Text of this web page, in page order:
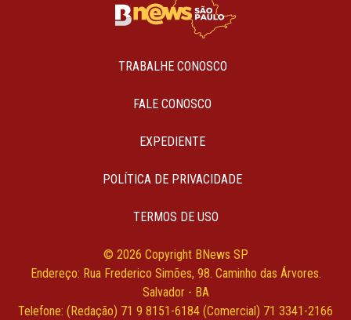
TRABALHE CONOSCO
FALE CONOSCO
EXPEDIENTE
POLÍTICA DE PRIVACIDADE
TERMOS DE USO
© 2026 Copyright BNews SP
Endereço: Rua Frederico Simões, 98. Caminho das Árvores.
Salvador - BA
Telefone: (Redação) 71 9 8151-6184 (Comercial) 71 3341-2166